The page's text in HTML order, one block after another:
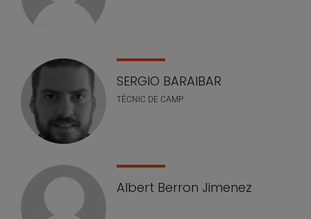
SERGIO BARAIBAR
TÈCNIC DE CAMP
Albert Berron Jimenez